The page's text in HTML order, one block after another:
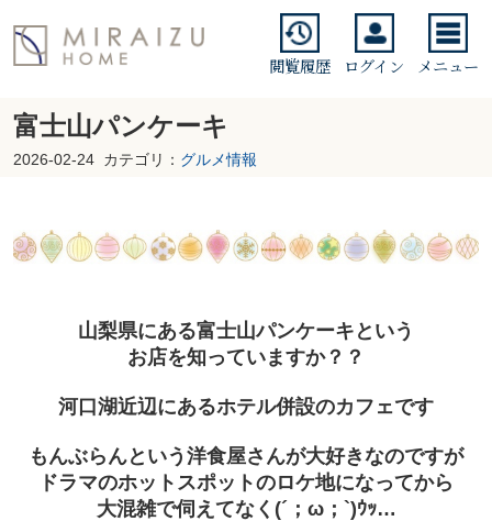
閲覧履歴 ログイン メニュー
富士山パンケーキ
2026-02-24 カテゴリ： グルメ情報
山梨県にある富士山パンケーキという
お店を知っていますか？？
河口湖近辺にあるホテル併設のカフェです
も んぶらんという洋食屋さんが大好きなのですが
ドラマのホットスポットのロケ地になってから
大混雑で伺えてなく(´；ω；`)ｳｯ…